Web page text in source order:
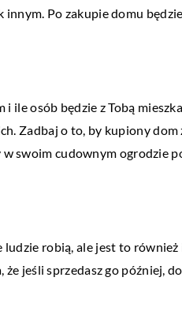
Po zakupie domu
ile osób będzie z Tobą
Zadbaj o to, by kupiony
w swoim cudownym ogrodzie
robią, ale jest to
że jeśli sprzedasz go później,
niebagatelne
stroju.
ale również
24 października
Sprawne
zależy tylko od
ale przede